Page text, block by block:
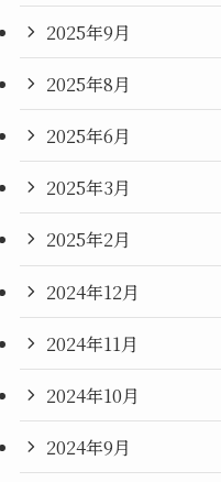
2025年9月
2025年8月
2025年6月
2025年3月
2025年2月
2024年12月
2024年11月
2024年10月
2024年9月